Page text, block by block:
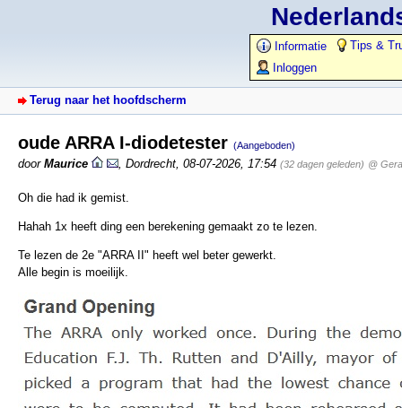
Informatie
Tips &
Inloggen
Terug naar het hoofdscherm
oude ARRA I-diodetester (Aangeboden)
door Maurice Dordrecht 08-07-2026, 17:54 (32 dagen geleden) @
Oh die had ik gemist.
Hahah 1x heeft ding een berekening gemaakt zo te lezen.
Te lezen de 2e "ARRA II" heeft wel beter gewerkt.
Alle begin is moeilijk.